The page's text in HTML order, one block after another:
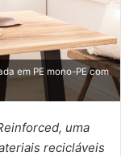
em PE mono-PE com
uma
recicláveis